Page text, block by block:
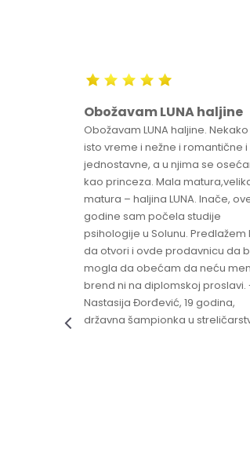
Obožavam LUNA haljine
Obožavam LUNA haljine. Nekako
isto vreme i nežne i romantične i
jednostavne, a u njima se
kao princeza. Mala
matura – haljina LUNA. Inače,
godine sam počela studije
psihologije u Solunu. Predlažem
da otvori i ovde prodavnicu da
mogla da obećam da neću
brend ni na diplomskoj proslavi.
Nastasija Đorđević, 19 godina,
državna šampionka u